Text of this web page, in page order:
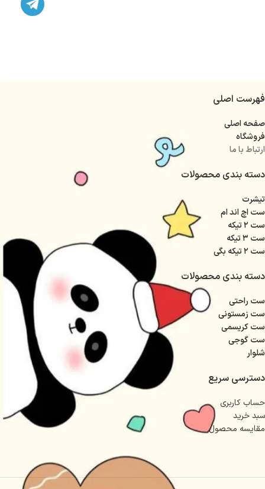
فهرست اصلی
صفحه اصلی
فروشگاه
ارتباط با ما
دسته بندی محصولات
تیشرت
ست اچ اند ام
ست ۲ تیکه
ست ۳ تیکه
ست ۲ تیکه بگی
دسته بندی محصولات
ست راحتی
ست زمستونی
ست کریسمی
ست گوجی
شلوار
دسترسی سریع
حساب کاربری
سبد خرید
مقایسه محصول